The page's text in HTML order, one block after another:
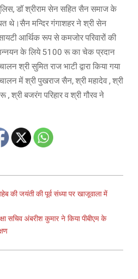
डॉ श्रीराम सेन सहित सैन समाज के
थे।सैन मन्दिर गंगाशहर ने श्री सेन
आर्थिक रूप से कमजोर परिवारों की
के लिये 5100 रू का चेक प्रदान
श्री सुमित राज भाटी द्वारा किया गया
में श्री पुखराज सैन, श्री महादेव , श्री
, श्री बजरंग परिहार व श्री गौरव ने
की जयंती की पूर्व संध्या पर खाजूवाला में
सचिव अंबरीश कुमार ने किया पीबीएम के